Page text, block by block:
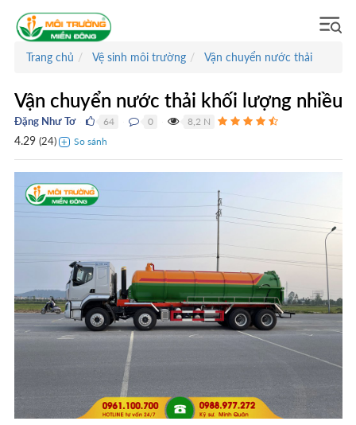
Trang chủ Vệ sinh môi trường Vận chuyển nước thải
Vận chuyển nước thải khối lượng nhiều
Đặng Như Tơ 64 0 8,2 N
4.29 (24)